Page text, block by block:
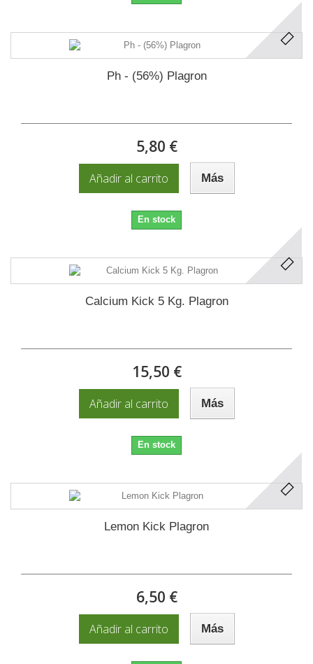
Ph - (56%) Plagron
5,80 €
Añadir al carrito Más
En stock
Calcium Kick 5 Kg. Plagron
15,50 €
Añadir al carrito Más
En stock
Lemon Kick Plagron
6,50 €
Añadir al carrito Más